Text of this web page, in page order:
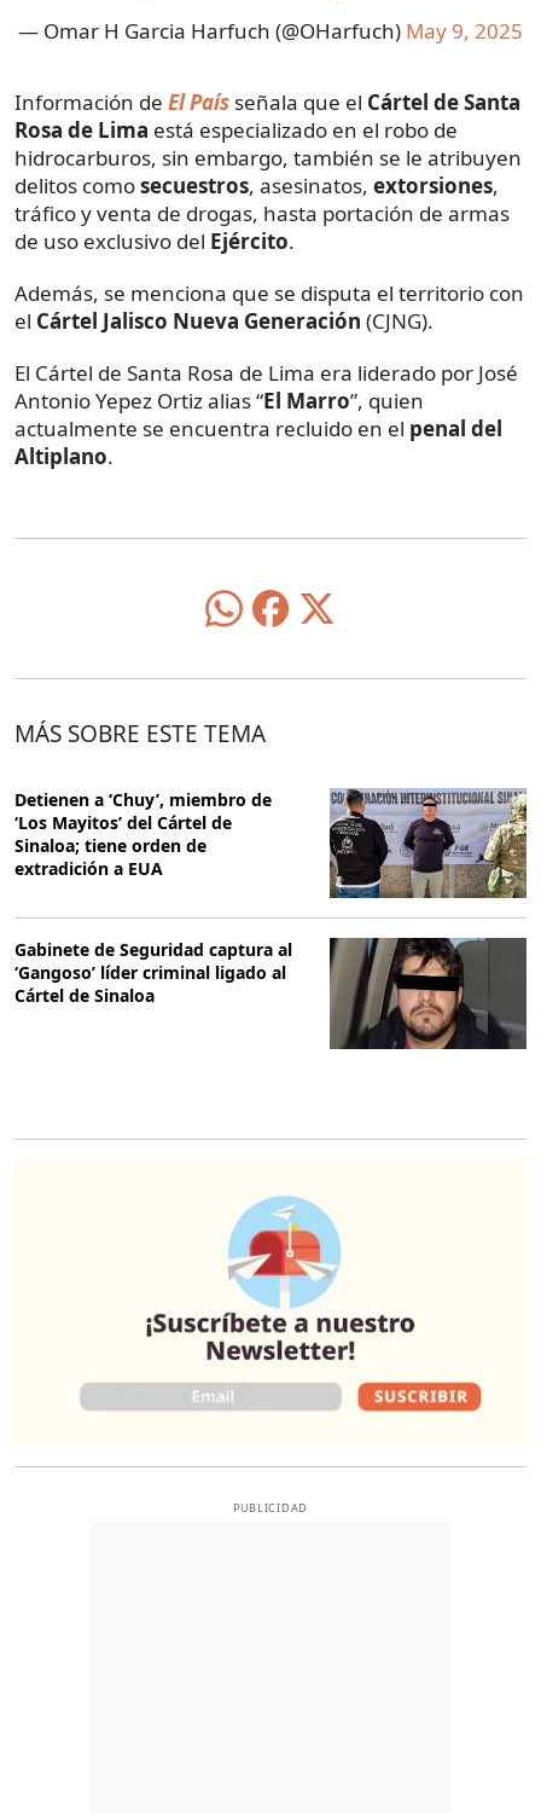
— Omar H Garcia Harfuch (@OHarfuch) May 9, 2025
Información de El País señala que el Cártel de Santa
Rosa de Lima está especializado en el robo de
hidrocarburos, sin embargo, también se le atribuyen
delitos comosecuestros, asesinatos, extorsiones,
tráfico y venta de drogas, hasta portación de armas
de uso exclusivo del Ejército.
Además, se menciona que se disputa el territorio con
el Cártel Jalisco Nueva Generación (CJNG).
El Cártel de Santa Rosa de Lima era liderado por José
Antonio Yepez Ortiz alias “El Marro”, quien
actualmente se encuentra recluido en el penal del
Altiplano.
MÁS SOBRE ESTE TEMA
Detienen a ‘Chuy’, miembro de
‘Los Mayitos’ del Cártel de
Sinaloa; tiene orden de
extradición a EUA
Gabinete de Seguridad captura al
‘Gangoso’ líder criminal ligado al
Cártel de Sinaloa
PUBLICIDAD